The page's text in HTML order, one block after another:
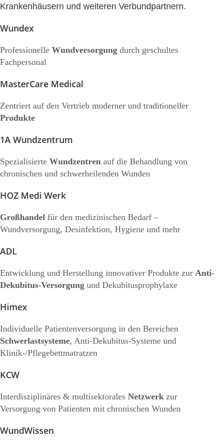
Krankenhäusern und weiteren Verbundpartnern.
Wundex
Professionelle Wundversorgung durch geschultes
Fachpersonal
MasterCare Medical
Zentriert auf den Vertrieb moderner und traditioneller
Produkte
1A Wundzentrum
Spezialisierte Wundzentren auf die Behandlung von
chronischen und schwerheilenden Wunden
HOZ Medi Werk
Großhandel für den medizinischen Bedarf –
Wundversorgung, Desinfektion, Hygiene und mehr
ADL
Entwicklung und Herstellung innovativer Produkte zur Anti-
Dekubitus-Versorgung und Dekubitusprophylaxe
Himex
Individuelle Patientenversorgung in den Bereichen
Schwerlastsysteme, Anti-Dekubitus-Systeme und
Klinik-/Pflegebettmatratzen
KCW
Interdisziplinäres & multisektorales Netzwerk zur
Versorgung von Patienten mit chronischen Wunden
WundWissen